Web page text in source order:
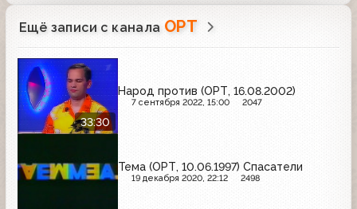
Ещё записи с канала ОРТ
33:30
Народ против (ОРТ, 16.08.2002)
7 сентября 2022, 15:00 2047
Тема (ОРТ, 10.06.1997) Спасатели
19 декабря 2020, 22:12 2498